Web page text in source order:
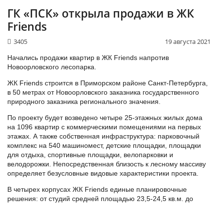
ГК «ПСК» открыла продажи в ЖК
Friends
19 августа 2021
3405
Начались продажи квартир в ЖК Friends напротив
Новоорловского лесопарка.
ЖК Friends строится в Приморском районе Санкт-Петербурга,
в 50 метрах от Новоорловского заказника государственного
природного заказника регионального значения.
По проекту будет возведено четыре 25-этажных жилых дома
на 1096 квартир с коммерческими помещениями на первых
этажах. А также собственная инфраструктура: парковочный
комплекс на 540 машиномест, детские площадки, площадки
для отдыха, спортивные площадки, велопарковки и
велодорожки. Непосредственная близость к лесному массиву
определяет безусловные видовые характеристики проекта.
В четырех корпусах ЖК Friends единые планировочные
решения: от студий средней площадью 23,5-24,5 кв.м. до